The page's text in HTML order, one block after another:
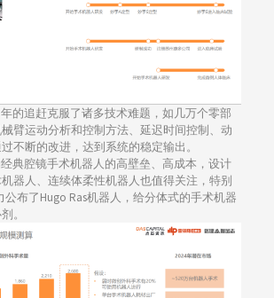
的追赶克服了诸多技术难题，如几万个零部
臂运动分析和控制方法、延迟时间控制、动
不断的改进，达到系统的稳定输出。
典腔镜手术机器人的高壁垒、高成本，设计
器人、连续体柔性机器人也值得关注，特别
公布了Hugo Ras机器人，给分体式的手术机器
。